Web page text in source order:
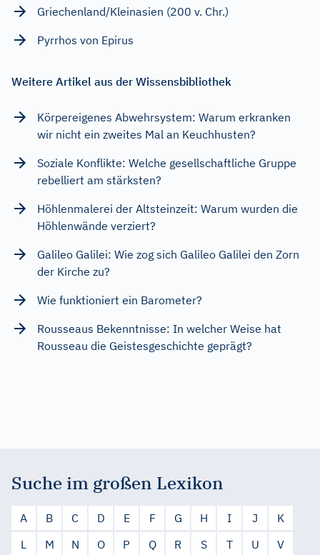
Griechenland/Kleinasien (200 v. Chr.)
Pyrrhos von Epirus
Weitere Artikel aus der Wissensbibliothek
Körpereigenes Abwehrsystem: Warum erkranken
wir nicht ein zweites Mal an Keuchhusten?
Soziale Konflikte: Welche gesellschaftliche Gruppe
rebelliert am stärksten?
Höhlenmalerei der Altsteinzeit: Warum wurden die
Höhlenwände verziert?
Galileo Galilei: Wie zog sich Galileo Galilei den Zorn
der Kirche zu?
Wie funktioniert ein Barometer?
Rousseaus Bekenntnisse: In welcher Weise hat
Rousseau die Geistesgeschichte geprägt?
Suche im großen Lexikon
A B C D E F G H I J
K
L
M N O P Q R S T U
V